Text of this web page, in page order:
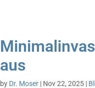
aus
by Dr. Moser | Nov 22, 2025 |